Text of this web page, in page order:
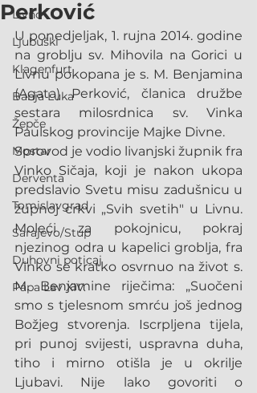
Livno
Ljubuški
Klagenfurt
Banja Luka
Žepče
Mostar
Derventa
Tomislavgrad
Sarajevo/Stup
Duhovni poticaj
Papa Lav XIV.
Perković
U ponedjeljak, 1. rujna 2014. godine
na groblju sv. Mihovila na Gorici u
Livnu pokopana je s. M. Benjamina
(Agata) Perković, članica družbe
sestara milosrdnica sv. Vinka
Paulskog provincije Majke Divne.
Sprovod je vodio livanjski župnik fra
Vinko Sičaja, koji je nakon ukopa
predslavio Svetu misu zadušnicu u
župnoj crkvi „Svih svetih" u Livnu.
Moleći za pokojnicu, pokraj
njezinog odra u kapelici groblja, fra
Vinko se kratko osvrnuo na život s.
M. Benjamine riječima: „Suočeni
smo s tjelesnom smrću još jednog
Božjeg stvorenja. Iscrpljena tijela,
pri punoj svijesti, uspravna duha,
tiho i mirno otišla je u okrilje
Ljubavi. Nije lako govoriti o